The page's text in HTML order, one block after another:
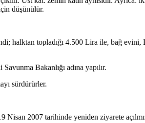
düşünülür.
halktan topladığı 4.500 Lira ile, bağ
Bakanlığı adına yapılır.
sürdürürler.
Nisan 2007 tarihinde yeniden ziyarete